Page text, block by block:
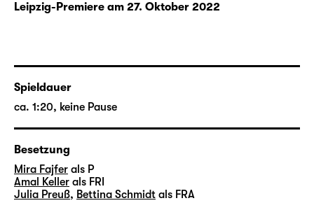
Theaterakademie August Everding und der
der Münchner Theatertexter*innen“. Sie
unterrichtete von 2018 bis 2021 Schreiben für
Film und Theater am Institut für
Theaterwissenschaft der LMU München.
Raphaela Bardutzky lebt in München.
Leipzig-Premiere am 27. Oktober 2022
Spieldauer
ca. 1:20, keine Pause
Besetzung
Mira Fajfer als P
Amal Keller als FRI
Julia Preuß, Bettina Schmidt als FRA